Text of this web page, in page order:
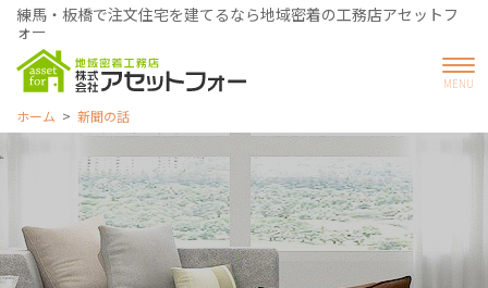
練馬・板橋で注文住宅を建てるなら地域密着の工務店アセットフ
ォー
ホーム 新聞の話